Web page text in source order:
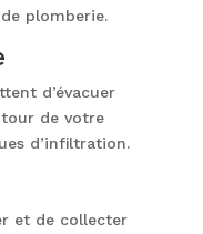
plomberie.
d’évacuer
de votre
d’infiltration.
et de collecter